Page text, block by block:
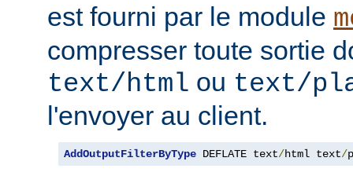
est fourni par le module
compresser toute sortie
text/html ou text/
l'envoyer au client.
AddOutputFilterByType DEFLATE text/html text/